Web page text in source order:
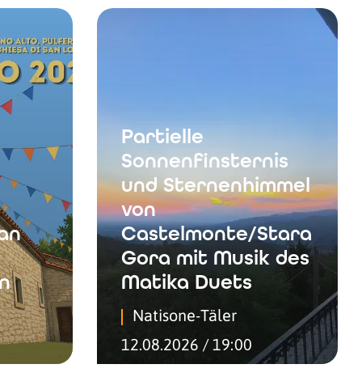
Partielle
Sonnenfinsternis
und Sternenhimmel
von
Castelmonte/Stara
Gora mit Musik des
Matika Duets
Natisone-Täler
12.08.2026 / 19:00